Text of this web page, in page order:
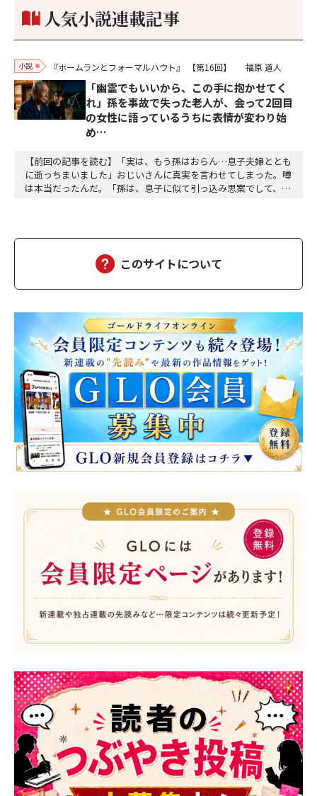
人気小説連載記事
小説 『ホームランとフォーマルハウト』 【第16回】 福原 道人
「幽霊でもいいから、この手に抱かせてく
れ」孫を事故で失った老人が、会って2回目
の女性に語っているうちに表情が変わり始
め…
【前回の記事を読む】「実は、もう孫はおらん…息子夫婦ととも
に逝っちまいました」おじいさんに真実を言わせてしまった。噂
は本当だったんだ。「孫は、息子に似て引っ込み思案でして、身
塞ぐわけにもいかない。「仲の良い子もおらず、ず…
このサイトについて